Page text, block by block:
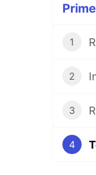
1
2
3
4